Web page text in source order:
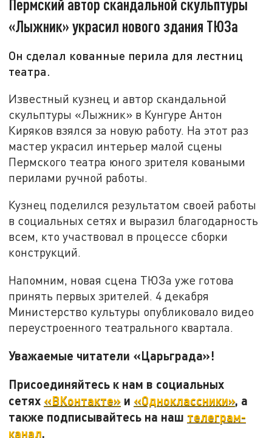
Пермский автор скандальной скульптуры
«Лыжник» украсил нового здания ТЮЗа
Он сделал кованные перила для лестниц
театра.
Известный кузнец и автор скандальной
скульптуры «Лыжник» в Кунгуре Антон
Киряков взялся за новую работу. На этот раз
мастер украсил интерьер малой сцены
Пермского театра юного зрителя коваными
перилами ручной работы.
Кузнец поделился результатом своей работы
в социальных сетях и выразил благодарность
всем, кто участвовал в процессе сборки
конструкций.
Напомним, новая сцена ТЮЗа уже готова
принять первых зрителей. 4 декабря
Министерство культуры опубликовало видео
переустроенного театрального квартала.
Уважаемые читатели «Царьграда»!
Присоединяйтесь к нам в социальных
сетях «ВКонтакте» и «Одноклассники», а
также подписывайтесь на наш телеграм-
канал.